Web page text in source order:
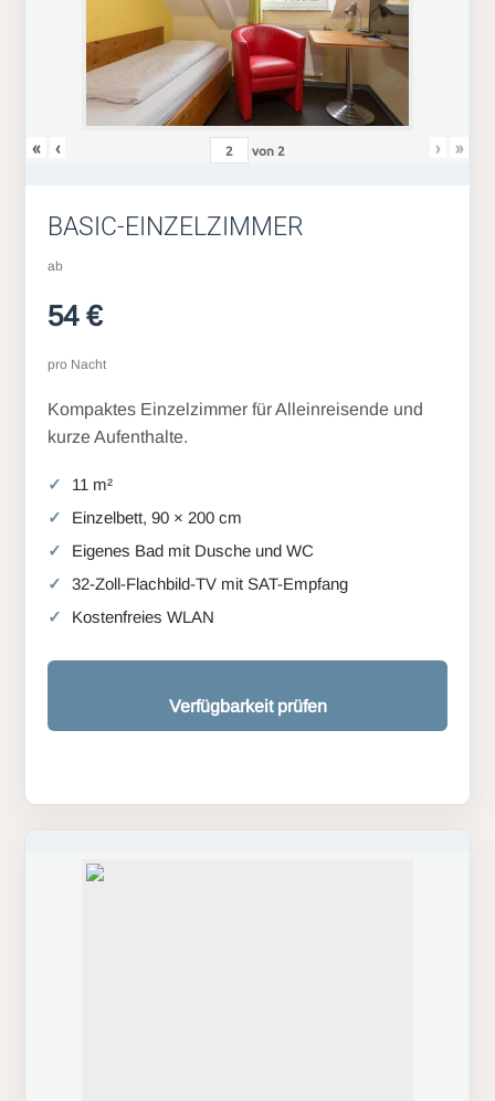
« ‹ von 2 › »
BASIC-EINZELZIMMER
ab
54 €
pro Nacht
Kompaktes Einzelzimmer für Alleinreisende und
kurze Aufenthalte.
11 m²
Einzelbett, 90 × 200 cm
Eigenes Bad mit Dusche und WC
32-Zoll-Flachbild-TV mit SAT-Empfang
Kostenfreies WLAN
Verfügbarkeit prüfen